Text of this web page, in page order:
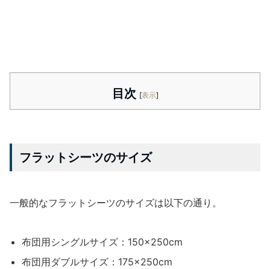
目次 [表示]
フラットシーツのサイズ
一般的なフラットシーツのサイズは以下の通り。
布団用シングルサイズ：150×250cm
布団用ダブルサイズ：175×250cm